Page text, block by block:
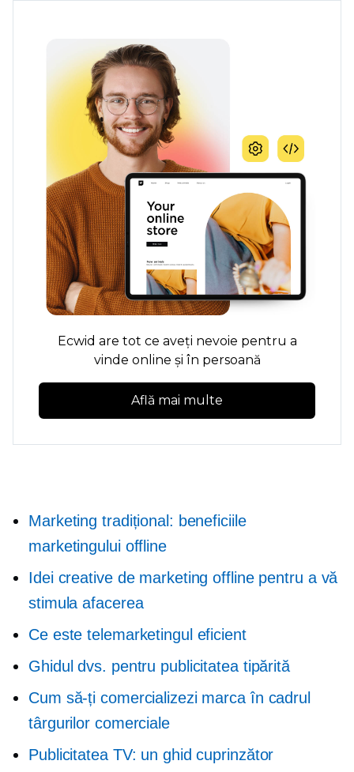
Ecwid are tot ce aveți nevoie pentru a
vinde online și în persoană
Află mai multe
Marketing tradițional: beneficiile
marketingului offline
Idei creative de marketing offline pentru a vă
stimula afacerea
Ce este telemarketingul eficient
Ghidul dvs. pentru publicitatea tipărită
Cum să-ți comercializezi marca în cadrul
târgurilor comerciale
Publicitatea TV: un ghid cuprinzător